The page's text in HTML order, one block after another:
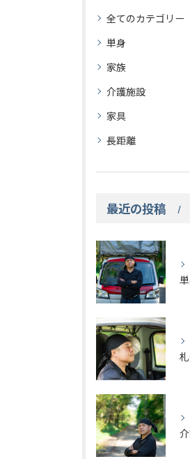
全てのカテゴリー
単身
家族
介護施設
家具
長距離
最近の投稿